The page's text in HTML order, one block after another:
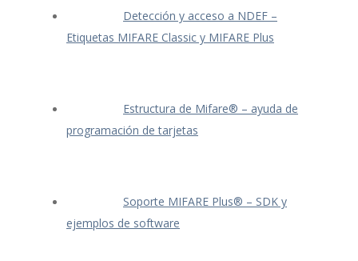
Detección y acceso a NDEF –
Etiquetas MIFARE Classic y MIFARE Plus
Estructura de Mifare® – ayuda de
programación de tarjetas
Soporte MIFARE Plus® – SDK y
ejemplos de software